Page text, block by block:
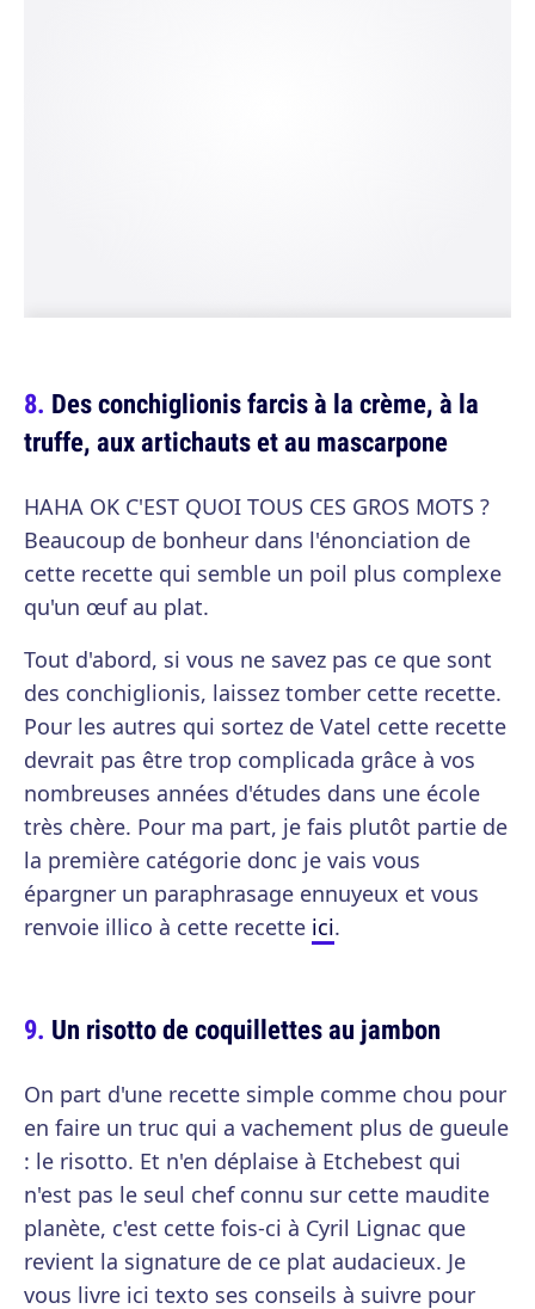
Des conchiglionis farcis à la crème, à la
truffe, aux artichauts et au mascarpone
HAHA OK C'EST QUOI TOUS CES GROS MOTS ?
Beaucoup de bonheur dans l'énonciation de
cette recette qui semble un poil plus complexe
qu'un œuf au plat.
Tout d'abord, si vous ne savez pas ce que sont
des conchiglionis, laissez tomber cette recette.
Pour les autres qui sortez de Vatel cette recette
devrait pas être trop complicada grâce à vos
nombreuses années d'études dans une école
très chère. Pour ma part, je fais plutôt partie de
la première catégorie donc je vais vous
épargner un paraphrasage ennuyeux et vous
renvoie illico à cette recette ici.
Un risotto de coquillettes au jambon
On part d'une recette simple comme chou pour
en faire un truc qui a vachement plus de gueule
: le risotto. Et n'en déplaise à Etchebest qui
n'est pas le seul chef connu sur cette maudite
planète, c'est cette fois-ci à Cyril Lignac que
revient la signature de ce plat audacieux. Je
vous livre ici texto ses conseils à suivre pour